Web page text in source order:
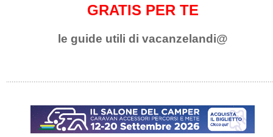
GRATIS PER TE
le guide utili di vacanzelandi@